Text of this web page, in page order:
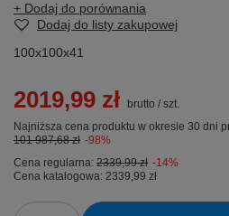
+ Dodaj do porównania
Dodaj do listy zakupowej
100x100x41
2019,99 zł brutto / szt.
Najniższa cena produktu w okresie 30 dni
101 987,68 zł -98%
Cena regularna: 2339,99 zł -14%
Cena katalogowa: 2339,99 zł